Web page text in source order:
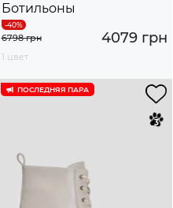
Ботильоны
4079 грн
6798 грн
1 цвет
ПОСЛЕДНЯЯ ПАРА